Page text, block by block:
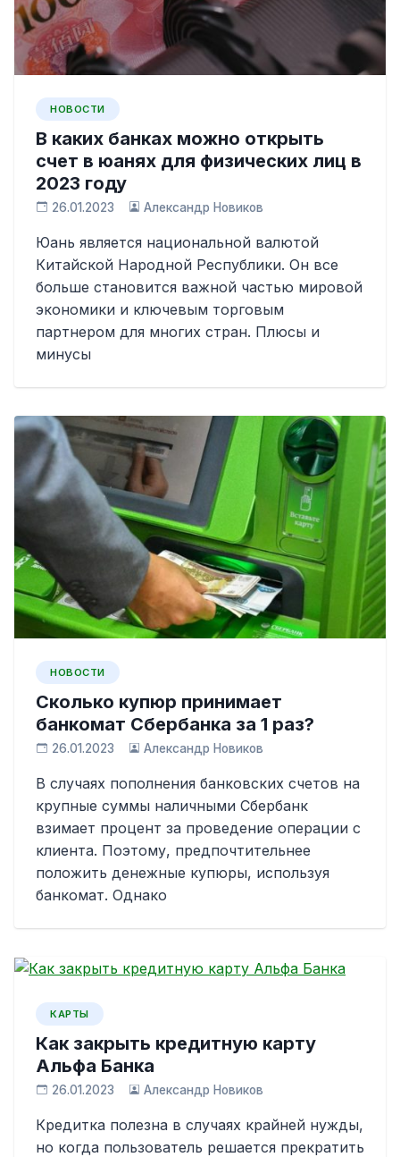
НОВОСТИ
В каких банках можно открыть
счет в юанях для физических лиц в
2023 году
26.01.2023 Александр Новиков
Юань является национальной валютой
Китайской Народной Республики. Он все
больше становится важной частью мировой
экономики и ключевым торговым
партнером для многих стран. Плюсы и
минусы
НОВОСТИ
Сколько купюр принимает
банкомат Сбербанка за 1 раз?
26.01.2023 Александр Новиков
В случаях пополнения банковских счетов на
крупные суммы наличными Сбербанк
взимает процент за проведение операции с
клиента. Поэтому, предпочтительнее
положить денежные купюры, используя
банкомат. Однако
КАРТЫ
Как закрыть кредитную карту
Альфа Банка
26.01.2023 Александр Новиков
Кредитка полезна в случаях крайней нужды,
но когда пользователь решается прекратить